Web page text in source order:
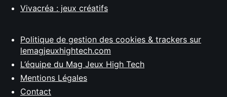
Vivacréa : jeux créatifs
Politique de gestion des cookies & trackers sur
lemagjeuxhightech.com
L’équipe du Mag Jeux High Tech
Mentions Légales
Contact